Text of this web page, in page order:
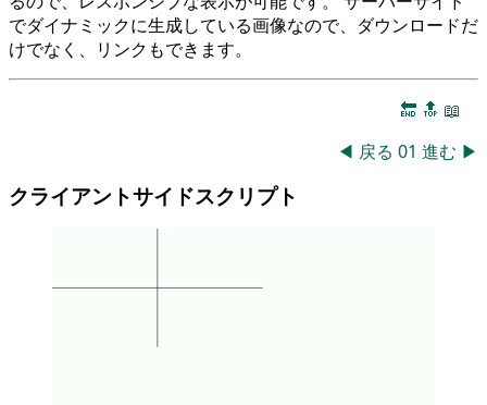
でダイナミックに生成している画像なので、ダウンロードだ
けでなく、リンクもできます。
🔚 🔝 📖
◀ 戻る 01 進む ▶
クライアントサイドスクリプト